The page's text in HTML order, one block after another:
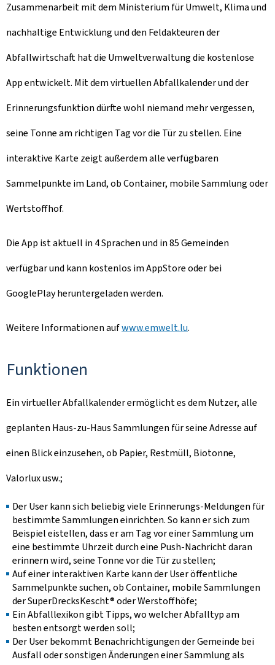
Zusammenarbeit mit dem Ministerium für Umwelt, Klima und
nachhaltige Entwicklung und den Feldakteuren der
Abfallwirtschaft hat die Umweltverwaltung die kostenlose
App entwickelt. Mit dem virtuellen Abfallkalender und der
Erinnerungsfunktion dürfte wohl niemand mehr vergessen,
seine Tonne am richtigen Tag vor die Tür zu stellen. Eine
interaktive Karte zeigt außerdem alle verfügbaren
Sammelpunkte im Land, ob Container, mobile Sammlung oder
Wertstoffhof.
Die App ist aktuell in 4 Sprachen und in 85 Gemeinden
verfügbar und kann kostenlos im AppStore oder bei
GooglePlay heruntergeladen werden.
Weitere Informationen aufwww.emwelt.lu.
Funktionen
Ein virtueller Abfallkalender ermöglicht es dem Nutzer, alle
geplanten Haus-zu-Haus Sammlungen für seine Adresse auf
einen Blick einzusehen, ob Papier, Restmüll, Biotonne,
Valorlux usw.;
Der User kann sich beliebig viele Erinnerungs-Meldungen für
bestimmte Sammlungen einrichten. So kann er sich zum
Beispiel eistellen, dass er am Tag vor einer Sammlung um
eine bestimmte Uhrzeit durch eine Push-Nachricht daran
erinnern wird, seine Tonne vor die Tür zu stellen;
Auf einer interaktiven Karte kann der User öffentliche
Sammelpunkte suchen, ob Container, mobile Sammlungen
der SuperDrecksKescht® oder Werstoffhöfe;
Ein Abfalllexikon gibt Tipps, wo welcher Abfalltyp am
besten entsorgt werden soll;
Der User bekommt Benachrichtigungen der Gemeinde bei
Ausfall oder sonstigen Änderungen einer Sammlung als